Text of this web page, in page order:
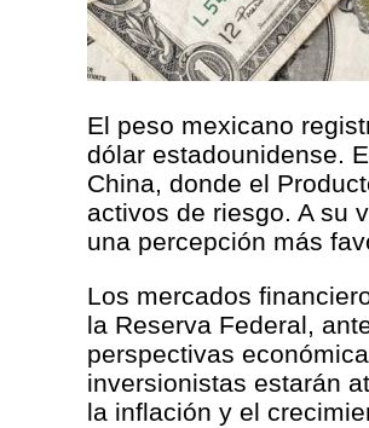
El peso mexicano
dólar estadounidense.
China, donde el
activos de riesgo. A su
una percepción más
Los mercados
la Reserva Federal,
perspectivas
inversionistas estarán
la inflación y el